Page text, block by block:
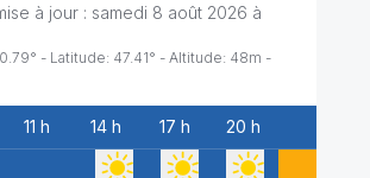
à jour : samedi 8 août 2026 à
0.79° - Latitude: 47.41° - Altitude: 48m -
11 h 14 h 17 h 20 h